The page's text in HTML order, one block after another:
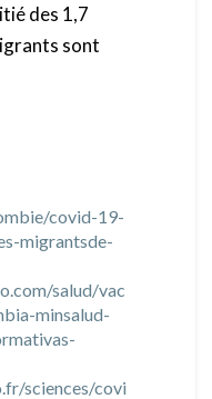
des 1,7
sont
covid-19-
migrantsde-
salud/vac
minsalud-
sciences/covi